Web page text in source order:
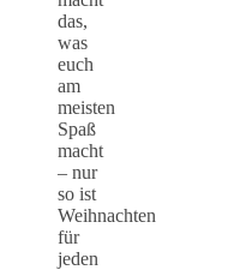
das,
was
euch
am
meisten
Spaß
macht
– nur
so ist
Weihnachten
für
jeden